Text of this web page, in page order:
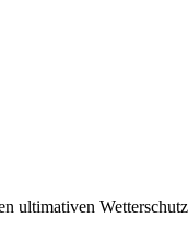
ultimativen